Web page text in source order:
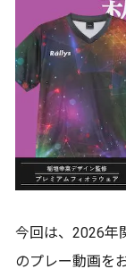
今回は、2026年
のプレー動画を